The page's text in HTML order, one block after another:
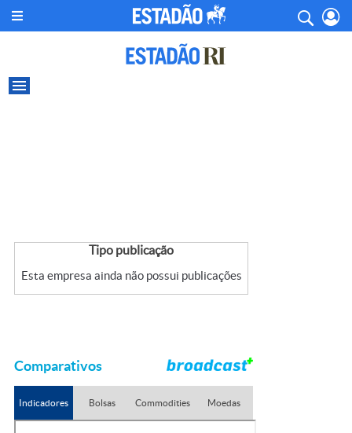
Tipo publicação
Esta empresa ainda não possui publicações
Comparativos
Indicadores Bolsas Commodities Moedas